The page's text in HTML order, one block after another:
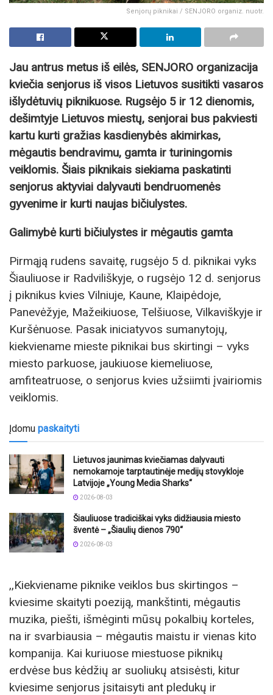
Senjorų piknikai / SENJORO organiz. nuotr.
Jau antrus metus iš eilės, SENJORO organizacija
kviečia senjorus iš visos Lietuvos susitikti vasaros
išlydėtuvių piknikuose. Rugsėjo 5 ir 12 dienomis,
dešimtyje Lietuvos miestų, senjorai bus pakviesti
kartu kurti gražias kasdienybės akimirkas,
mėgautis bendravimu, gamta ir turiningomis
veiklomis. Šiais piknikais siekiama paskatinti
senjorus aktyviai dalyvauti bendruomenės
gyvenime ir kurti naujas bičiulystes.
Galimybė kurti bičiulystes ir mėgautis gamta
Pirmąją rudens savaitę, rugsėjo 5 d. piknikai vyks
Šiauliuose ir Radviliškyje, o rugsėjo 12 d. senjorus
į piknikus kvies Vilniuje, Kaune, Klaipėdoje,
Panevėžyje, Mažeikiuose, Telšiuose, Vilkaviškyje ir
Kuršėnuose. Pasak iniciatyvos sumanytojų,
kiekviename mieste piknikai bus skirtingi – vyks
miesto parkuose, jaukiuose kiemeliuose,
amfiteatruose, o senjorus kvies užsiimti įvairiomis
veiklomis.
Įdomu paskaityti
Lietuvos jaunimas kviečiamas dalyvauti
nemokamoje tarptautinėje medijų stovykloje
Latvijoje „Young Media Sharks“
2026-08-03
Šiauliuose tradiciškai vyks didžiausia miesto
šventė – „Šiaulių dienos 790“
2026-08-03
,,Kiekviename piknike veiklos bus skirtingos –
kviesime skaityti poeziją, mankštinti, mėgautis
muzika, piešti, išmėginti mūsų pokalbių korteles,
na ir svarbiausia – mėgautis maistu ir vienas kito
kompanija. Kai kuriuose miestuose piknikų
erdvėse bus kėdžių ar suoliukų atsisėsti, kitur
kviesime senjorus įsitaisyti ant pledukų ir